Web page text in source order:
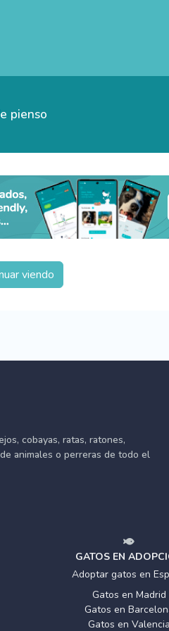
pienso
viendo
cobayas, ratas, ratones,
animales o perreras de todo el
GATOS EN
Adoptar gatos en
Gatos en Madrid
Gatos en
Gatos en Valencia